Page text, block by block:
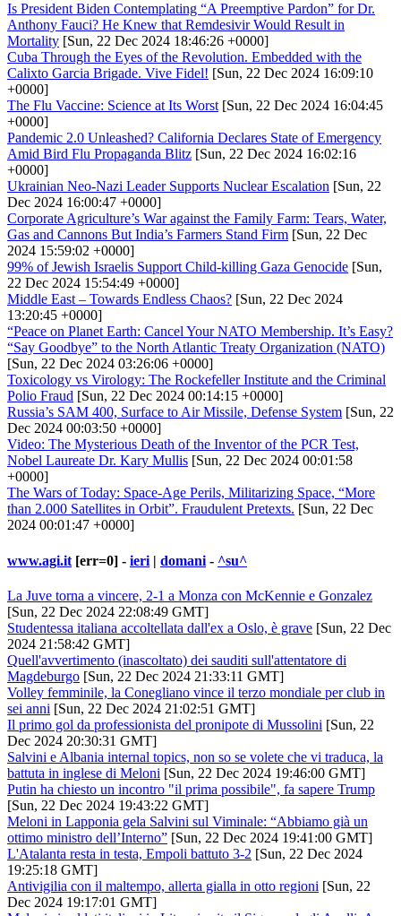
Is President Biden Contemplating “A Preemptive Pardon” for Dr.
Anthony Fauci? He Knew that Remdesivir Would Result in
Mortality [Sun, 22 Dec 2024 18:46:26 +0000]
Cuba Through the Eyes of the Revolution. Embedded with the
Calixto Garcia Brigade. Vive Fidel! [Sun, 22 Dec 2024 16:09:10
+0000]
The Flu Vaccine: Science at Its Worst[Sun, 22 Dec 2024 16:04:45
+0000]
Pandemic 2.0 Unleashed? California Declares State of Emergency
Amid Bird Flu Propaganda Blitz [Sun, 22 Dec 2024 16:02:16
+0000]
Ukrainian Neo-Nazi Leader Supports Nuclear Escalation [Sun, 22
Dec 2024 16:00:47 +0000]
Corporate Agriculture’s War against the Family Farm: Tears, Water,
Gas and Cannons But India’s Farmers Stand Firm [Sun, 22 Dec
2024 15:59:02 +0000]
99% of Jewish Israelis Support Child-killing Gaza Genocide [Sun,
22 Dec 2024 15:54:49 +0000]
Middle East – Towards Endless Chaos? [Sun, 22 Dec 2024
13:20:45 +0000]
“Peace on Planet Earth: Cancel Your NATO Membership. It’s Easy?
“Say Goodbye” to the North Atlantic Treaty Organization (NATO)
[Sun, 22 Dec 2024 03:26:06 +0000]
Toxicology vs Virology: The Rockefeller Institute and the Criminal
Polio Fraud [Sun, 22 Dec 2024 00:14:15 +0000]
Russia’s SAM 400, Surface to Air Missile, Defense System [Sun, 22
Dec 2024 00:03:50 +0000]
Video: The Mysterious Death of the Inventor of the PCR Test,
Nobel Laureate Dr. Kary Mullis [Sun, 22 Dec 2024 00:01:58
+0000]
The Wars of Today: Space-Age Perils, Militarizing Space, “More
than 2.000 Satellites in Orbit”. Fraudulent Pretexts. [Sun, 22 Dec
2024 00:01:47 +0000]
www.agi.it [err=0] - ieri | domani - ^su^
La Juve torna a vincere, 2-1 a Monza con McKennie e Gonzalez
[Sun, 22 Dec 2024 22:08:49 GMT]
Studentessa italiana accoltellata dall'ex a Oslo, è grave [Sun, 22 Dec
2024 21:58:42 GMT]
Quell'avvertimento (inascoltato) dei sauditi sull'attentatore di
Magdeburgo [Sun, 22 Dec 2024 21:33:11 GMT]
Volley femminile, la Conegliano vince il terzo mondiale per club in
sei anni [Sun, 22 Dec 2024 21:02:51 GMT]
Il primo gol da professionista del pronipote di Mussolini [Sun, 22
Dec 2024 20:30:31 GMT]
Salvini e Albania internal topics, non so se volete che vi traduca, la
battuta in inglese di Meloni [Sun, 22 Dec 2024 19:46:00 GMT]
Putin ha chiesto un incontro "il prima possibile", fa sapere Trump
[Sun, 22 Dec 2024 19:43:22 GMT]
Meloni in Lapponia gela Salvini sul Viminale: “Abbiamo già un
ottimo ministro dell’Interno” [Sun, 22 Dec 2024 19:41:00 GMT]
L'Atalanta resta in testa, Empoli battuto 3-2 [Sun, 22 Dec 2024
19:25:18 GMT]
Antivigilia con il maltempo, allerta gialla in otto regioni [Sun, 22
Dec 2024 19:17:01 GMT]